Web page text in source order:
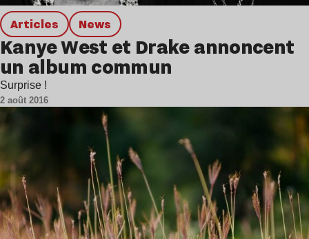
Articles news
Kanye West et Drake annoncent
un album commun
Surprise !
2 août 2016